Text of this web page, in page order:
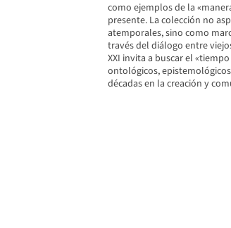
como ejemplos de la
presente. La colección no
atemporales, sino como
través del diálogo entre
XXI invita a buscar el
ontológicos,
décadas en la creación y